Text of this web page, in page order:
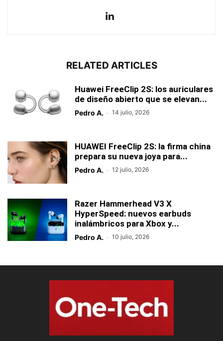
RELATED ARTICLES
Huawei FreeClip 2S: los auriculares
de diseño abierto que se elevan...
Pedro A. - 14 julio, 2026
HUAWEI FreeClip 2S: la firma china
prepara su nueva joya para...
Pedro A. - 12 julio, 2026
Razer Hammerhead V3 X
HyperSpeed: nuevos earbuds
inalámbricos para Xbox y...
Pedro A. - 10 julio, 2026